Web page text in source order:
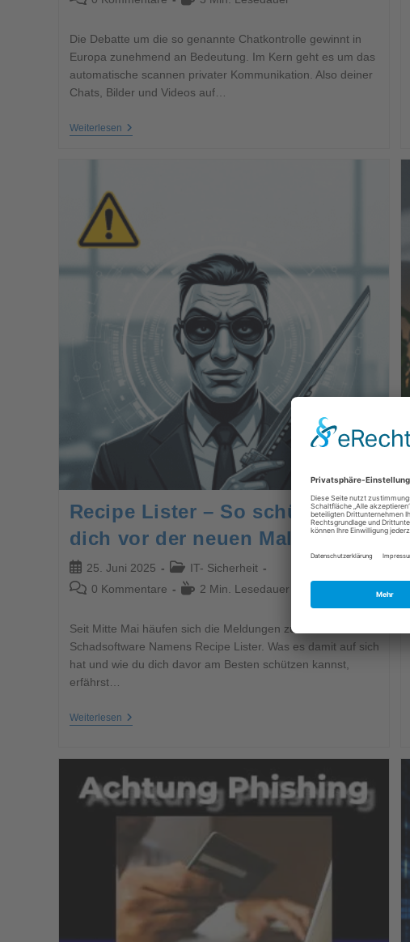
Die Debatte um die so genannte Chatkontrolle gewinnt in
Europa zunehmend an Bedeutung. Im Kern geht es um das
automatische scannen privater Kommunikation. Also deiner
Chats, Bilder und Videos auf…
Weiterlesen
Recipe Lister – So schützt du
dich vor der neuen Malware!
25. Juni 2025
IT- Sicherheit
0 Kommentare
2 Min. Lesedauer
Seit Mitte Mai häufen sich die Meldungen zu einer neuen
Schadsoftware Namens Recipe Lister. Was es damit auf sich
hat und wie du dich davor am Besten schützen kannst,
erfährst…
Weiterlesen